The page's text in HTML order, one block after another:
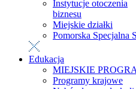
Instytucje otoczenia
biznesu
Miejskie działki
Pomorska Specjalna
Edukacja
MIEJSKIE
Programy krajowe